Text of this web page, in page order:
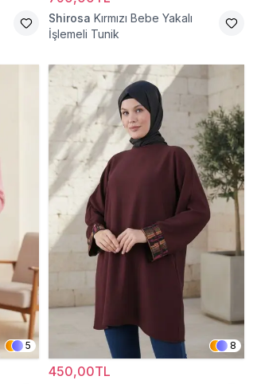
Shirosa Kırmızı Bebe Yakalı
İşlemeli Tunik
5 8
450,00TL